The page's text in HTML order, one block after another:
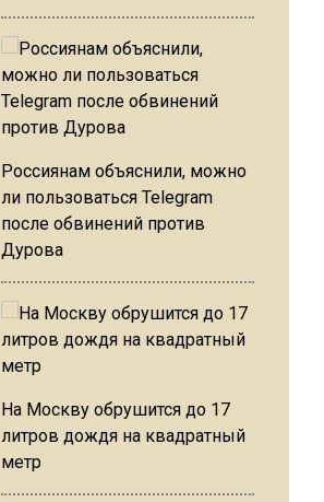
Россиянам объяснили, можно
ли пользоваться Telegram
после обвинений против
Дурова
На Москву обрушится до 17
литров дождя на квадратный
метр